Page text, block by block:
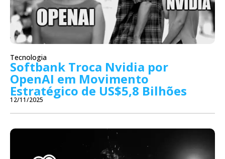
Tecnologia
Softbank Troca Nvidia por
OpenAI em Movimento
Estratégico de US$5,8 Bilhões
12/11/2025